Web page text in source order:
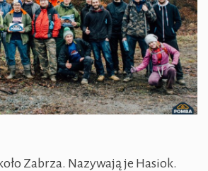
Zabrza. Nazywają je Hasiok.